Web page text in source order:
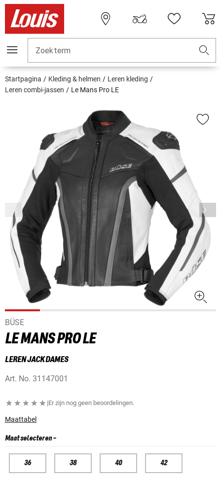
Zoekterm
Startpagina Kleding & helmen
Leren kleding
Leren combi-jassen
Le Mans Pro LE
BÜSE
LE MANS PRO LE
LEREN JACK DAMES
Art. No. 31147001
|Er zijn nog geen beoordelingen.
Maattabel
Maat selecteren-
36 38 40 42